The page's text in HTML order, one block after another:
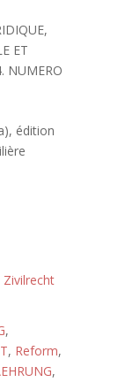
ET
NUMERO
édition
Zivilrecht
,
, Reform,
,